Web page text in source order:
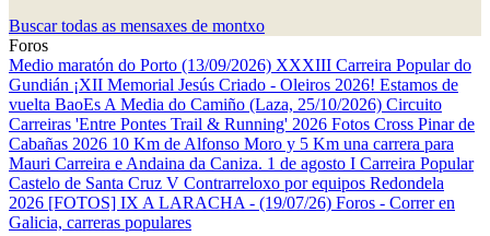
Buscar todas as mensaxes de montxo
Foros
Medio maratón do Porto (13/09/2026) XXXIII Carreira Popular do
Gundián ¡XII Memorial Jesús Criado - Oleiros 2026! Estamos de
vuelta BaoEs A Media do Camiño (Laza, 25/10/2026) Circuito
Carreiras 'Entre Pontes Trail & Running' 2026 Fotos Cross Pinar de
Cabañas 2026 10 Km de Alfonso Moro y 5 Km una carrera para
Mauri Carreira e Andaina da Caniza. 1 de agosto I Carreira Popular
Castelo de Santa Cruz V Contrarreloxo por equipos Redondela
2026 [FOTOS] IX A LARACHA - (19/07/26) Foros - Correr en
Galicia, carreras populares